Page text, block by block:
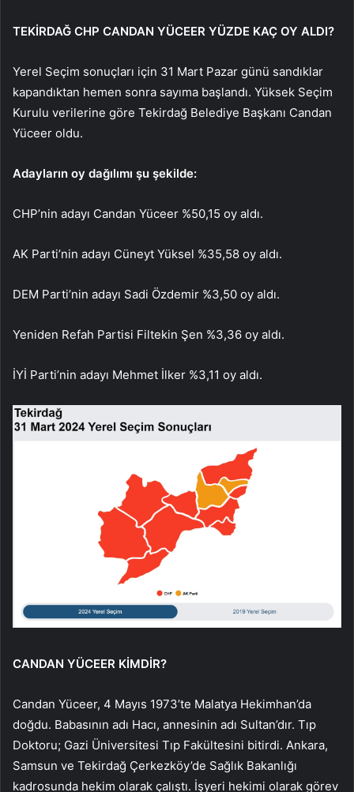
TEKİRDAĞ CHP CANDAN YÜCEER YÜZDE KAÇ OY ALDI?
Yerel Seçim sonuçları için 31 Mart Pazar günü sandıklar
kapandıktan hemen sonra sayıma başlandı. Yüksek Seçim
Kurulu verilerine göre Tekirdağ Belediye Başkanı Candan
Yüceer oldu.
Adayların oy dağılımı şu şekilde:
CHP’nin adayı Candan Yüceer %50,15 oy aldı.
AK Parti’nin adayı Cüneyt Yüksel %35,58 oy aldı.
DEM Parti’nin adayı Sadi Özdemir %3,50 oy aldı.
Yeniden Refah Partisi Filtekin Şen %3,36 oy aldı.
İYİ Parti’nin adayı Mehmet İlker %3,11 oy aldı.
CANDAN YÜCEER KİMDİR?
Candan Yüceer, 4 Mayıs 1973’te Malatya Hekimhan’da
doğdu. Babasının adı Hacı, annesinin adı Sultan’dır. Tıp
Doktoru; Gazi Üniversitesi Tıp Fakültesini bitirdi. Ankara,
Samsun ve Tekirdağ Çerkezköy’de Sağlık Bakanlığı
kadrosunda hekim olarak çalıştı. İşyeri hekimi olarak görev